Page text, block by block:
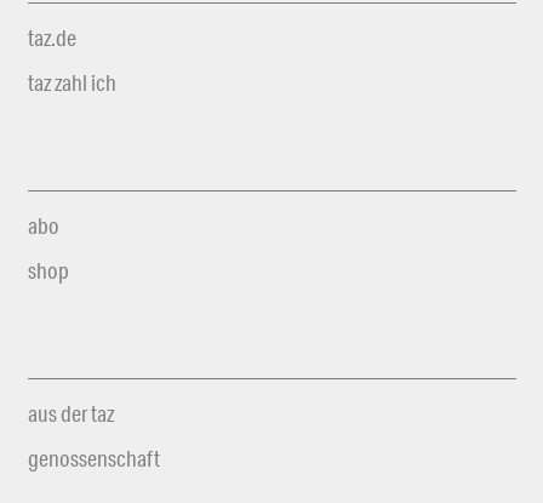
taz.de
taz zahl ich
abo
shop
aus der taz
genossenschaft